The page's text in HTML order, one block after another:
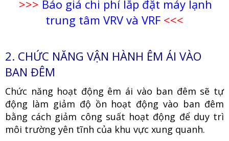
>>> Báo giá chi phí lắp đặt máy lạnh
trung tâm VRV và VRF <<<
2. CHỨC NĂNG VẬN HÀNH ÊM ÁI VÀO
BAN ĐÊM
Chức năng hoạt động êm ái vào ban đêm sẽ tự
động làm giảm độ ồn hoạt động vào ban đêm
bằng cách giảm công suất hoạt động để duy trì
môi trường yên tĩnh của khu vực xung quanh.